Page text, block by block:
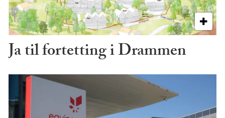
Ja til fortetting i Drammen